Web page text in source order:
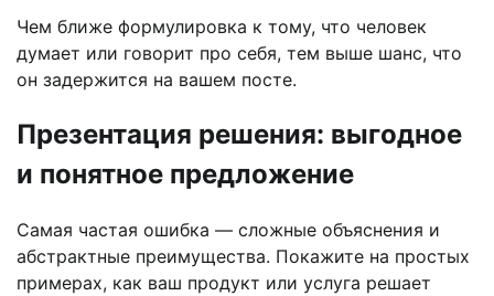
Чем ближе формулировка к тому, что человек
думает или говорит про себя, тем выше шанс, что
он задержится на вашем посте.
Презентация решения: выгодное
и понятное предложение
Самая частая ошибка — сложные объяснения и
абстрактные преимущества. Покажите на простых
примерах, как ваш продукт или услуга решает